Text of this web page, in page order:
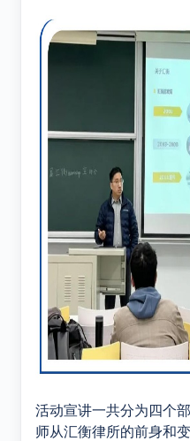
活动宣讲一共分为四个
师从汇衡律所的前身和